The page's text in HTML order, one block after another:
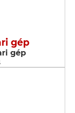
gép
gép